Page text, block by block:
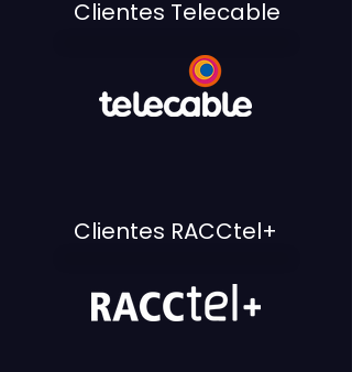
Clientes Telecable
Clientes RACCtel+